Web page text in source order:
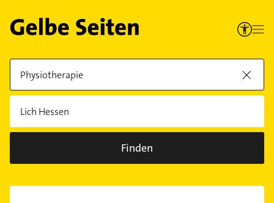
Finden